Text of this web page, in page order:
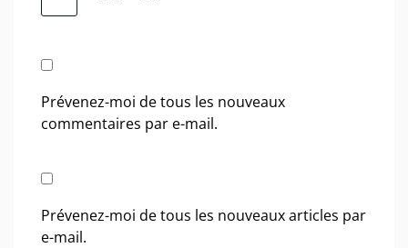
Prévenez-moi de tous les nouveaux
commentaires par e-mail.
Prévenez-moi de tous les nouveaux articles par
e-mail.